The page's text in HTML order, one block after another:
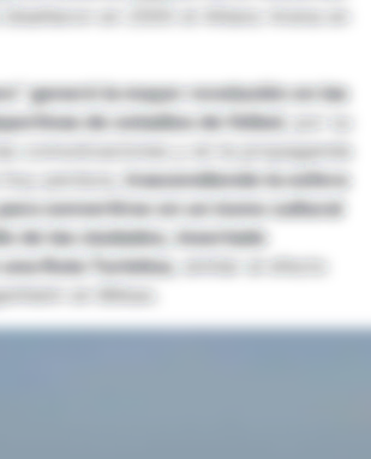
diseñaron en 2005 el Allianz Arena en
generó la mayor revolución en las
de estadios de fútbol
comunicaciones y en la propaganda
hoy perdura,
trascendiendo la esfera
convertirse en un ícono cultural
de las ciudades, insertado
Ruta Turística , similar al efecto
en Bilbao.